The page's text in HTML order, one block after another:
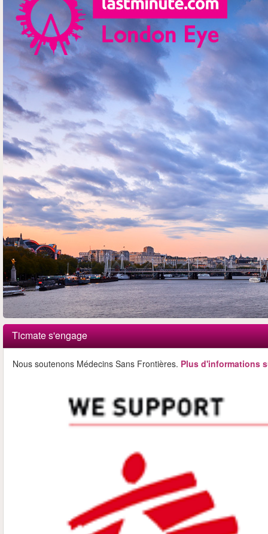
Ticmate s'engage
Nous soutenons Médecins Sans Frontières. Plus d'informations